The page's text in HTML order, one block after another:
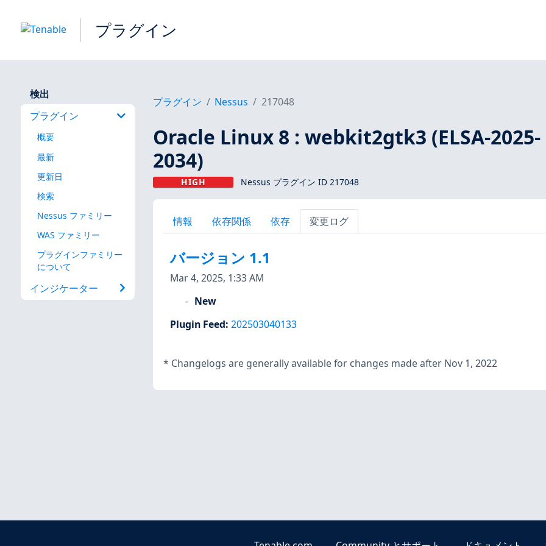
プラグイン
検出
プラグイン
概要
最新
更新日
検索
Nessus ファミリー
WAS ファミリー
プラグインファミリー
について
インジケーター
プラグイン Nessus 217048
Oracle Linux 8 : webkit2gtk3 (ELSA-2025-
2034)
HIGH Nessus プラグイン ID 217048
情報 依存関係 依存 変更ログ
バージョン 1.1
Mar 4, 2025, 1:33 AM
New
Plugin Feed: 202503040133
* Changelogs are generally available for changes made after Nov 1, 2022